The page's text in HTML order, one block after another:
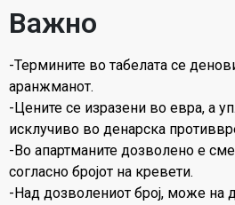
Важно
-Термините во табелата се
аранжманот.
-Цените се изразени во евра, а
исклучиво во денарска
-Во апартманите дозволено е
согласно бројот на кревети.
-Над дозволениот број, може на